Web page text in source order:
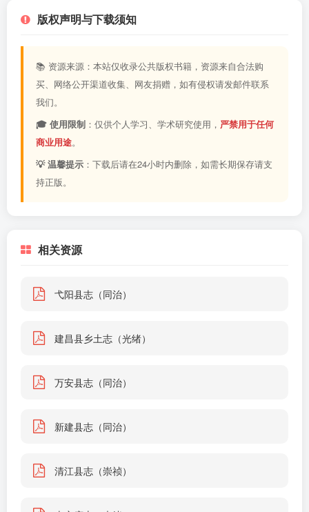
版权声明与下载须知
📚 资源来源：本站仅收录公共版权书籍，资源来自合法购
买、网络公开渠道收集、网友捐赠，如有侵权请发邮件联系
我们。
🎓 使用限制 ：仅供个人学习、学术研究使用， 严禁用于任何
商业用途。
💡 温馨提示 ：下载后请在24小时内删除，如需长期保存请支
持正版。
相关资源
弋阳县志（同治）
建昌县乡土志（光绪）
万安县志（同治）
新建县志（同治）
清江县志（崇祯）